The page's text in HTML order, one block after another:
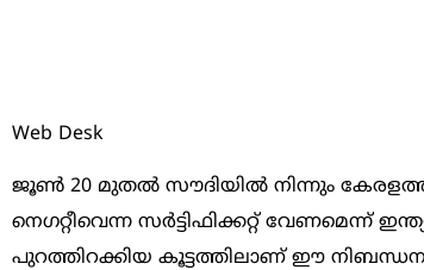
Web Desk
ജൂണ്‍ 20 മുതല്‍ സൗദിയില്‍ നിന്നും
നെഗറ്റീവെന്ന സര്‍ട്ടിഫിക്കറ്റ് വേണമെന്ന്
പുറത്തിറക്കിയ കൂട്ടത്തിലാണ് ഈ